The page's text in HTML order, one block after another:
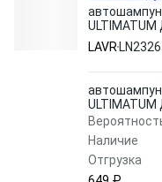
1:80), 1.1 кг\
LAVR LN2326
Наличие
Отгрузка